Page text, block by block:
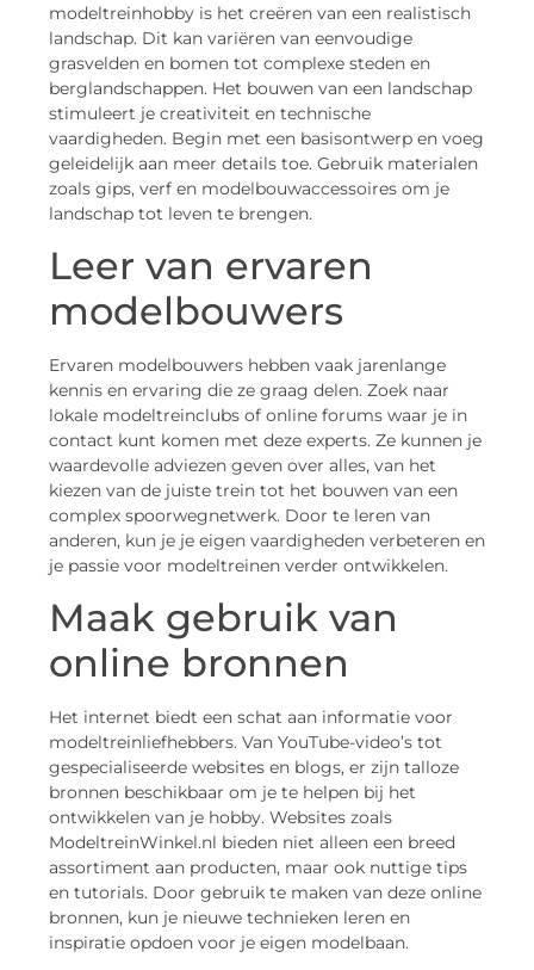
modeltreinhobby is het creëren van een realistisch
landschap. Dit kan variëren van eenvoudige
grasvelden en bomen tot complexe steden en
berglandschappen. Het bouwen van een landschap
stimuleert je creativiteit en technische
vaardigheden. Begin met een basisontwerp en voeg
geleidelijk aan meer details toe. Gebruik materialen
zoals gips, verf en modelbouwaccessoires om je
landschap tot leven te brengen.
Leer van ervaren
modelbouwers
Ervaren modelbouwers hebben vaak jarenlange
kennis en ervaring die ze graag delen. Zoek naar
lokale modeltreinclubs of online forums waar je in
contact kunt komen met deze experts. Ze kunnen je
waardevolle adviezen geven over alles, van het
kiezen van de juiste trein tot het bouwen van een
complex spoorwegnetwerk. Door te leren van
anderen, kun je je eigen vaardigheden verbeteren en
je passie voor modeltreinen verder ontwikkelen.
Maak gebruik van
online bronnen
Het internet biedt een schat aan informatie voor
modeltreinliefhebbers. Van YouTube-video’s tot
gespecialiseerde websites en blogs, er zijn talloze
bronnen beschikbaar om je te helpen bij het
ontwikkelen van je hobby. Websites zoals
ModeltreinWinkel.nl bieden niet alleen een breed
assortiment aan producten, maar ook nuttige tips
en tutorials. Door gebruik te maken van deze online
bronnen, kun je nieuwe technieken leren en
inspiratie opdoen voor je eigen modelbaan.